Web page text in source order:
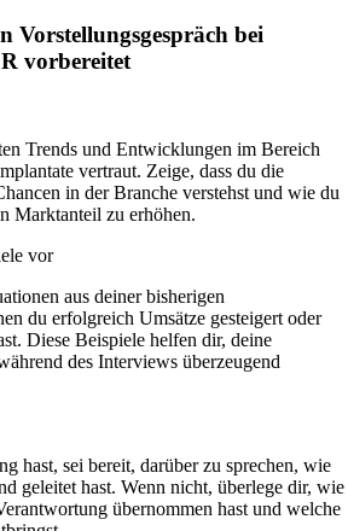
Vorstellungsgespräch bei
vorbereitet
Trends und Entwicklungen im Bereich
vertraut. Zeige, dass du die
in der Branche verstehst und wie du
Marktanteil zu erhöhen.
vor
aus deiner bisherigen
du erfolgreich Umsätze gesteigert oder
Diese Beispiele helfen dir, deine
des Interviews überzeugend
hast, sei bereit, darüber zu sprechen, wie
geleitet hast. Wenn nicht, überlege dir, wie
übernommen hast und welche